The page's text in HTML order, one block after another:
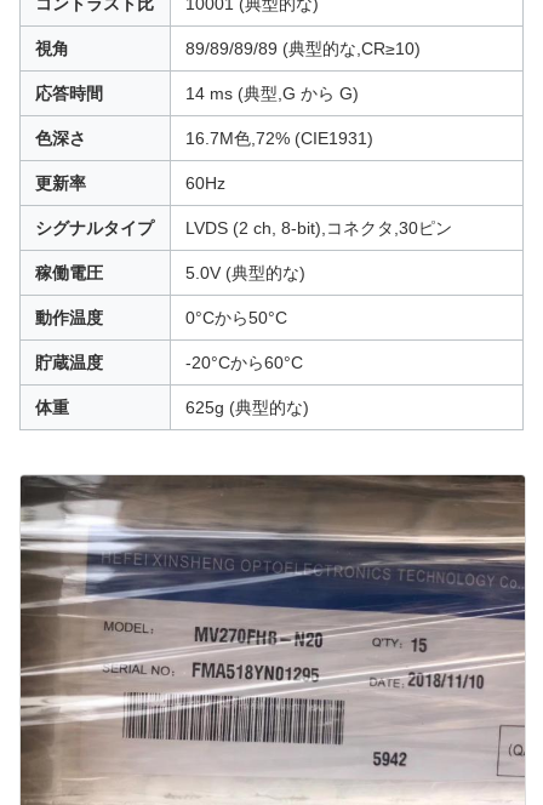
視角 89/89/89/89 (典型的な,CR≥10)
応答時間 14 ms (典型,G から G)
色深さ 16.7M色,72% (CIE1931)
更新率 60Hz
シグナルタイプ LVDS (2 ch, 8-bit),コネクタ,30ピン
稼働電圧 5.0V (典型的な)
動作温度 0°Cから50°C
貯蔵温度 -20°Cから60°C
体重 625g (典型的な)